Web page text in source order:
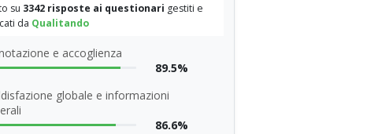
su 3342 risposte ai questionari gestiti e
da Qualitando
e accoglienza
89.5%
globale e informazioni
86.6%